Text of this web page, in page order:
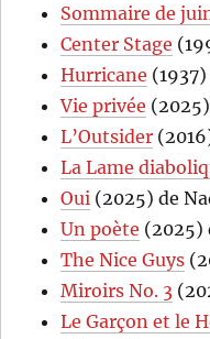
Sommaire de
Center Stage
Hurricane
Vie privée
L’Outsider
La Lame
Oui (2025) de
Un poète (2025)
The Nice Guys
Miroirs No. 3
Le Garçon et le